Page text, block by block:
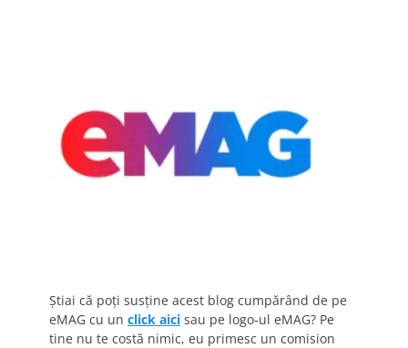
Știai că poți susține acest blog cumpărând de pe
eMAG cu un click aici sau pe logo-ul eMAG? Pe
tine nu te costă nimic, eu primesc un comision